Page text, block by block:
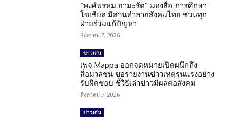
“พงศ์พรหม ยามะรัต” มองสื่อ-การศึกษา-
โซเชียล มีส่วนทำลายสังคมไทย ชวนทุก
ฝ่ายร่วมแก้ปัญหา
สิงหาคม 7, 2026
ข่าวเด่น
เพจ Mappa ออกจดหมายเปิดผนึกถึง
สื่อมวลชน ขอรายงานข่าวเหตุรุนแรงอย่าง
รับผิดชอบ ชี้วิธีเล่าข่าวมีผลต่อสังคม
สิงหาคม 7, 2026
ข่าวเด่น